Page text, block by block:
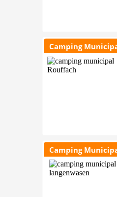
Camping
Camping